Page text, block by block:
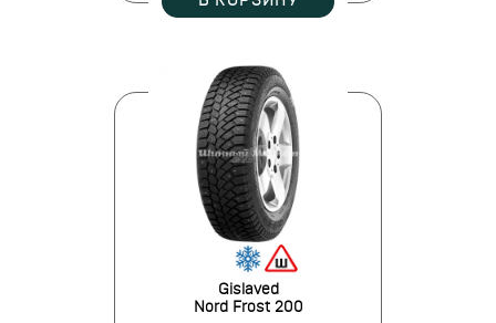
Gislaved
Nord Frost 200